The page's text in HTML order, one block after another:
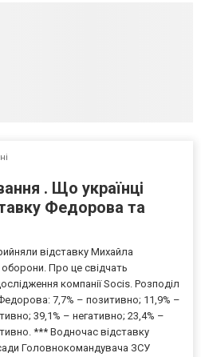
. Що українці
Федорова та
відставку Михайла
Про це свідчать
компанії Socis. Розподіл
7,7% – позитивно; 11,9% –
39,1% – негативно; 23,4% –
*** Водночас відставку
Головнокомандувача ЗСУ